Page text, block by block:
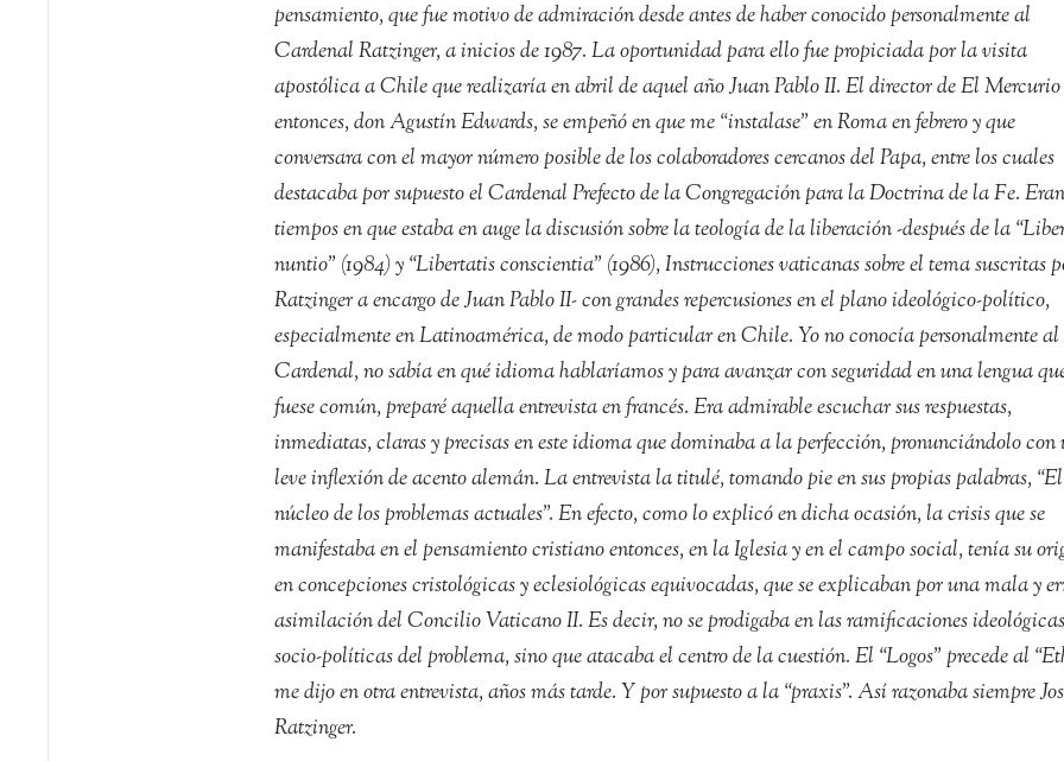
pensamiento, que fue motivo de admiración desde antes de haber conocido personalmente al
Cardenal Ratzinger, a inicios de 1987. La oportunidad para ello fue propiciada por la visita
apostólica a Chile que realizaría en abril de aquel año Juan Pablo II. El director de El Mercurio
entonces, don Agustín Edwards, se empeñó en que me “instalase” en Roma en febrero y que
conversara con el mayor número posible de los colaboradores cercanos del Papa, entre los cuales
destacaba por supuesto el Cardenal Prefecto de la Congregación para la Doctrina de la Fe. Eran
tiempos en que estaba en auge la discusión sobre la teología de la liberación -después de la
nuntio” (1984) y “Libertatis conscientia” (1986), Instrucciones vaticanas sobre el tema suscritas
Ratzinger a encargo de Juan Pablo II- con grandes repercusiones en el plano ideológico-político,
especialmente en Latinoamérica, de modo particular en Chile. Yo no conocía personalmente al
Cardenal, no sabía en qué idioma hablaríamos y para avanzar con seguridad en una lengua
fuese común, preparé aquella entrevista en francés. Era admirable escuchar sus respuestas,
inmediatas, claras y precisas en este idioma que dominaba a la perfección, pronunciándolo con
leve inflexión de acento alemán. La entrevista la titulé, tomando pie en sus propias palabras, “El
núcleo de los problemas actuales”. En efecto, como lo explicó en dicha ocasión, la crisis que se
manifestaba en el pensamiento cristiano entonces, en la Iglesia y en el campo social, tenía su
en concepciones cristológicas y eclesiológicas equivocadas, que se explicaban por una mala y
asimilación del Concilio Vaticano II. Es decir, no se prodigaba en las ramificaciones
socio-políticas del problema, sino que atacaba el centro de la cuestión. El “Logos” precede al
me dijo en otra entrevista, años más tarde. Y por supuesto a la “praxis”. Así razonaba siempre
Ratzinger.